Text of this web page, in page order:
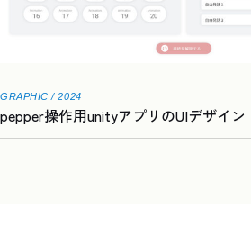
GRAPHIC / 2024
pepper操作用unityアプリのUIデザイン